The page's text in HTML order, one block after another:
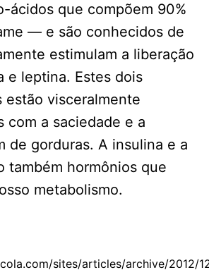
ácidos que compõem 90%
— e são conhecidos de
estimulam a liberação
e leptina. Estes dois
estão visceralmente
com a saciedade e a
de gorduras. A insulina e a
também hormônios que
metabolismo.
sites/articles/archive/2012/